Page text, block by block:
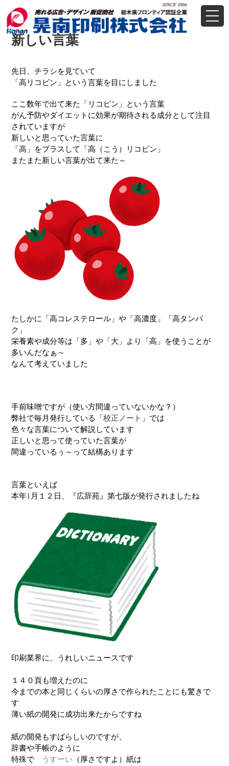
t
o
新しい言葉
先日、チラシを見ていて
「高リコピン」という言葉を目にしました
ここ数年で出て来た「リコピン」という言葉
がん予防やダイエットに効果が期待される成分として注目
されていますが
新しいと思っていた言葉に
「高」をプラスして「高（こう）リコピン」
またまた新しい言葉が出て来た～
たしかに「高コレステロール」や「高濃度」「高タンパ
ク」
栄養素や成分等は「多」や「大」より「高」を使うことが
多いんだなぁ～
なんて考えていました
手前味噌ですが（使い方間違っていないかな？）
弊社で毎月発行している「校正ノート 」では
色々な言葉について解説しています
正しいと思って使っていた言葉が
間違っているぅ～って結構あります
言葉といえば
本年1 月１２日、『広辞苑』第七版が発行されましたね
印刷業界に、うれしいニュースです
１４０頁も増えたのに
今までの本と同じくらいの厚さで作られたことにも驚きで
す
薄い紙の開発に成功出来たからですね
紙の開発もすばらしいのですが、
辞書や手帳のように
特殊で
うすーい （厚さですよ）紙は